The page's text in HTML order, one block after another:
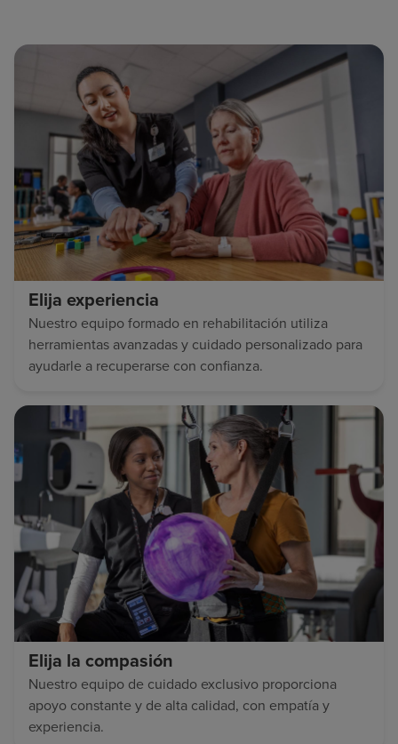
Elija experiencia
Nuestro equipo formado en rehabilitación utiliza
herramientas avanzadas y cuidado personalizado para
ayudarle a recuperarse con confianza.
Elija la compasión
Nuestro equipo de cuidado exclusivo proporciona
apoyo constante y de alta calidad, con empatía y
experiencia.